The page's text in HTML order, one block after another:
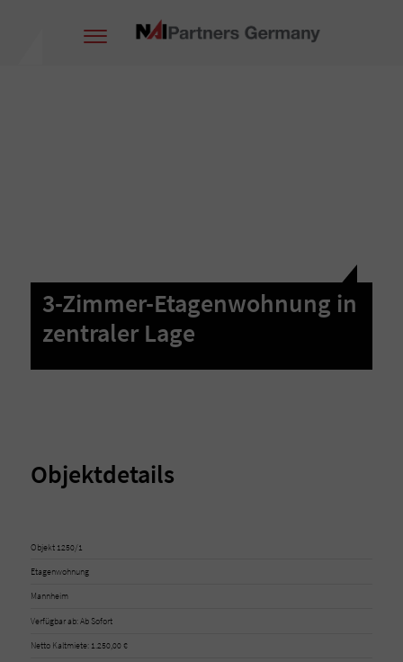
3-Zimmer-Etagenwohnung in
zentraler Lage
Objektdetails
Objekt 1250/1
Etagenwohnung
Mannheim
Verfügbar ab: Ab Sofort
Netto Kaltmiete: 1.250,00 €